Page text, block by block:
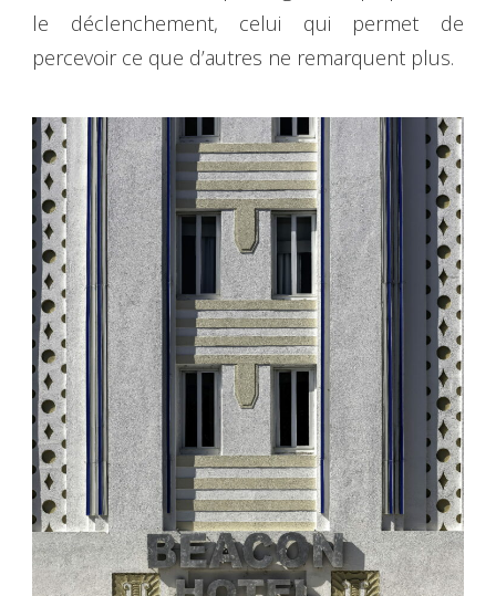
le déclenchement, celui qui permet de
percevoir ce que d’autres ne remarquent plus.